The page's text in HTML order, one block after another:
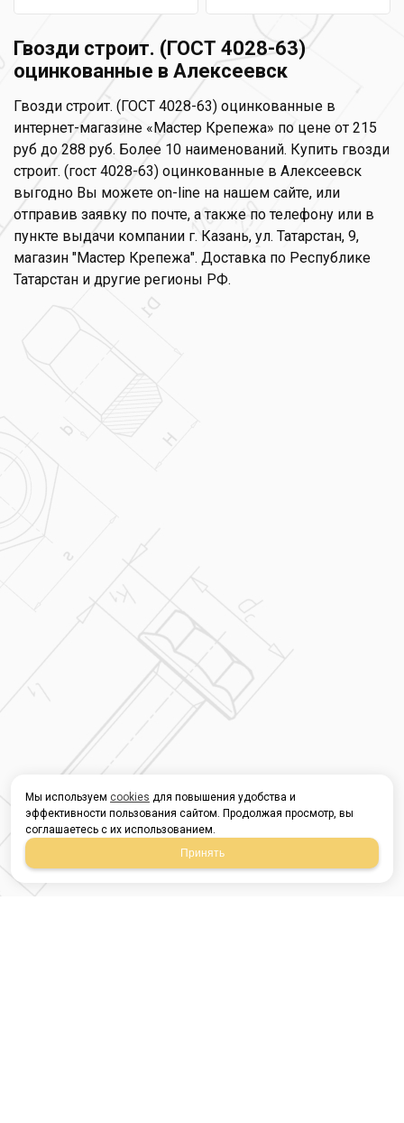
Гвозди строит. (ГОСТ 4028-63)
оцинкованные в Алексеевск
Гвозди строит. (ГОСТ 4028-63) оцинкованные в
интернет-магазине «Мастер Крепежа» по цене от 215
руб до 288 руб. Более 10 наименований. Купить гвозди
строит. (гост 4028-63) оцинкованные в Алексеевск
выгодно Вы можете on-line на нашем сайте, или
отправив заявку по почте, а также по телефону или в
пункте выдачи компании г. Казань, ул. Татарстан, 9,
магазин "Мастер Крепежа". Доставка по Республике
Татарстан и другие регионы РФ.
Мы используем cookies для повышения удобства и
эффективности пользования сайтом. Продолжая просмотр, вы
соглашаетесь с их использованием.
Принять